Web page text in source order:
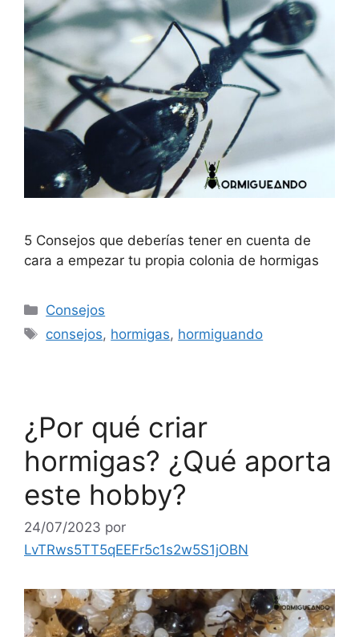
5 Consejos que deberías tener en cuenta de
cara a empezar tu propia colonia de hormigas
Consejos
consejos, hormigas, hormiguando
¿Por qué criar
hormigas? ¿Qué aporta
este hobby?
24/07/2023 por
LvTRws5TT5qEEFr5c1s2w5S1jOBN